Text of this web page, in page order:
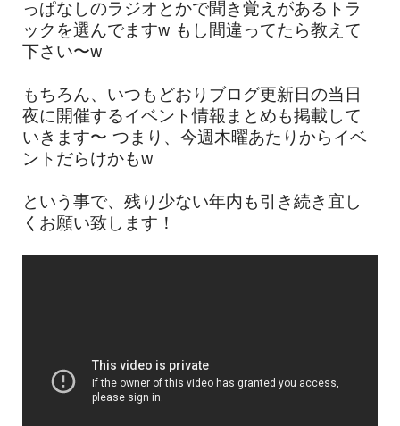
っぱなしのラジオとかで聞き覚えがあるトラ
ックを選んでますw もし間違ってたら教えて
下さい〜w
もちろん、いつもどおりブログ更新日の当日
夜に開催するイベント情報まとめも掲載して
いきます〜 つまり、今週木曜あたりからイベ
ントだらけかもw
という事で、残り少ない年内も引き続き宜し
くお願い致します！